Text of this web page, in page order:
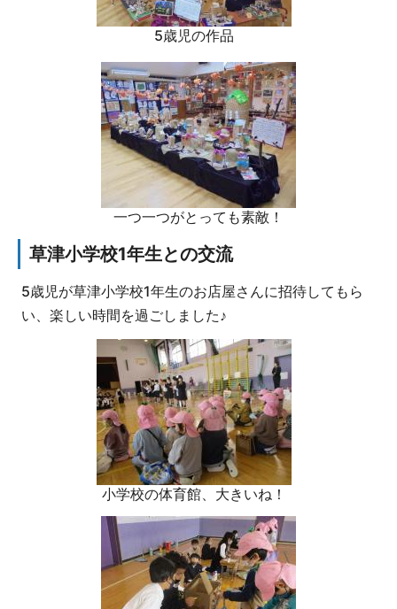
5歳児の作品
一つ一つがとっても素敵！
草津小学校1年生との交流
5歳児が草津小学校1年生のお店屋さんに招待してもら
い、楽しい時間を過ごしました♪
小学校の体育館、大きいね！